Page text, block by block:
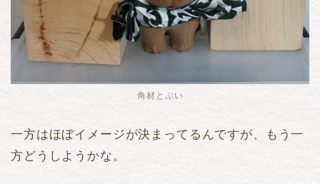
角材とぷい
一方はほぼイメージが決まってるんですが、もう一
方どうしようかな。